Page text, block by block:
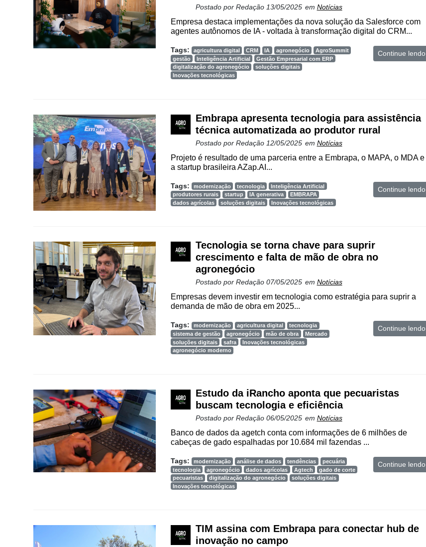
Cadastre-
Destaque
Mercado
Precisão
Automação
Robótica
Conectividade
Informatização
Agricultura
Software
Empresarial
Membros
Postado por Redação 13/05/2025 em Notícias
Empresa destaca implementações da nova solução da Salesforce com
agentes autônomos de IA - voltada à transformação digital do CRM...
Tags: agricultura digital CRM IA agronegócio
AgroSummit
gestão
Inteligência Artificial
Gestão Empresarial com ERP
digitalização do agronegócio
soluções digitais
Inovações tecnológicas
Continue lendo
Embrapa apresenta tecnologia para assistência
técnica automatizada ao produtor rural
Postado por Redação 12/05/2025 em Notícias
Projeto é resultado de uma parceria entre a Embrapa, o MAPA, o MDA e
a startup brasileira AZap.AI...
Tags: modernização tecnologia
Inteligência Artificial
produtores rurais
startup IA generativa
EMBRAPA
dados agrícolas
soluções digitais Inovações tecnológicas
Continue lendo
Tecnologia se torna chave para suprir
crescimento e falta de mão de obra no
agronegócio
Postado por Redação 07/05/2025 em Notícias
Empresas devem investir em tecnologia como estratégia para suprir a
demanda de mão de obra em 2025...
Tags: modernização agricultura digital
tecnologia
sistema de gestão
agronegócio mão de obra
Mercado
soluções digitais
safra
Inovações tecnológicas
agronegócio moderno
Continue lendo
Estudo da iRancho aponta que pecuaristas
buscam tecnologia e eficiência
Postado por Redação 06/05/2025 em Notícias
Banco de dados da agetch conta com informações de 6 milhões de
cabeças de gado espalhadas por 10.684 mil fazendas ...
Tags: modernização análise de dados tendências
pecuária
tecnologia
agronegócio dados agrícolas Agtech
gado de corte
pecuaristas
digitalização do agronegócio
soluções digitais
Inovações tecnológicas
Continue lendo
TIM assina com Embrapa para conectar hub de
inovação no campo